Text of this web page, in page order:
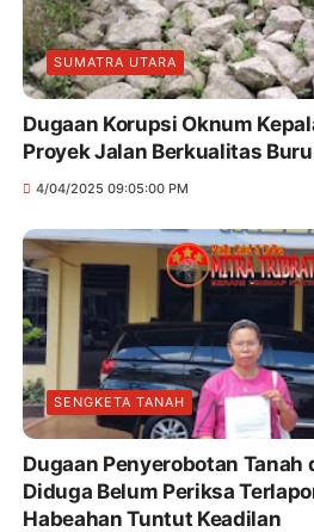
SUMATRA UTARA
Dugaan Korupsi Oknum
Proyek Jalan Berkualitas
4/04/2025 09:05:00 PM
SENGKETA TANAH
Dugaan Penyerobotan Tanah di
Diduga Belum Periksa Terlapor, Marini
Habeahan Tuntut Keadilan